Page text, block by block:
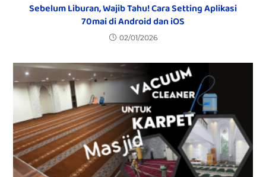
Sebelum Liburan, Wajib Tahu! Cara Setting Aplikasi
70mai di Android dan iOS
02/01/2026